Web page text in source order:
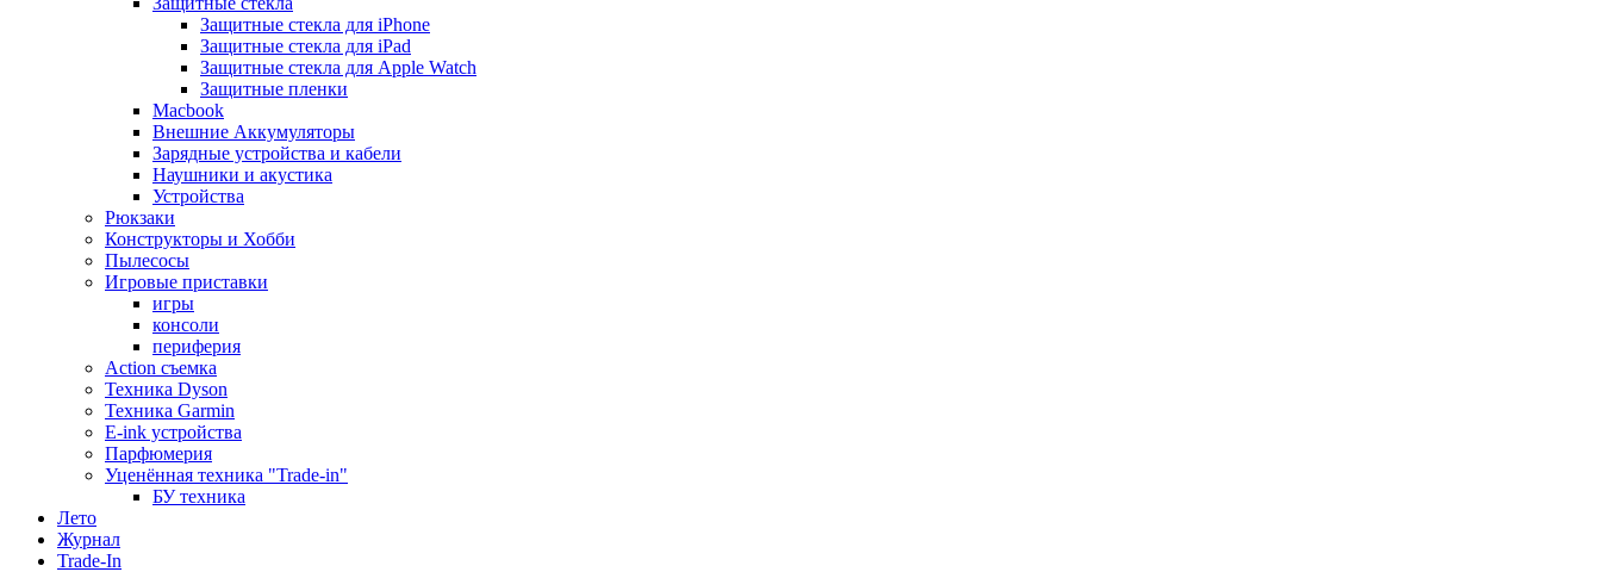
Защитные стекла для iPhone
Защитные стекла для iPad
Защитные стекла для Apple Watch
Защитные пленки
Macbook
Внешние Аккумуляторы
Зарядные устройства и кабели
Наушники и акустика
Устройства
Рюкзаки
Конструкторы и Хобби
Пылесосы
Игровые приставки
игры
консоли
периферия
Action съемка
Техника Dyson
Техника Garmin
E-ink устройства
Парфюмерия
Уценённая техника "Trade-in"
БУ техника
Лето
Журнал
Trade-In